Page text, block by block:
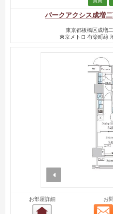
パークアクシス成増
東京都板橋区成増
東京メトロ 有楽町線
お部屋詳細 お